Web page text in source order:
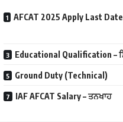
AFCAT 2025 Apply Last
Educational Qualification –
Ground Duty (Technical)
IAF AFCAT Salary – ਤਨਖਾਹ